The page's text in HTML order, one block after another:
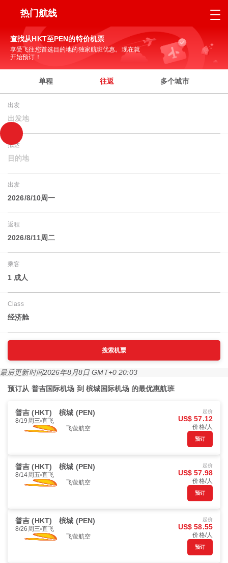
热门航线
查找从HKT至PEN的特价机票
享受飞往您首选目的地的独家航班优惠。现在就
开始预订！
单程 往返 多个城市
出发
出发地
抵达
目的地
出发
2026/8/10周一
返程
2026/8/11周二
乘客
1 成人
Class
经济舱
搜索机票
最后更新时间2026年8月8日 GMT+0 20:03
预订从 普吉国际机场 到 槟城国际机场 的最优惠航班
普吉 (HKT) 槟城 (PEN)
8/19周三 直飞
飞萤航空
起价
US$ 57.12
价格/人
预订
普吉 (HKT) 槟城 (PEN)
8/14周五 直飞
飞萤航空
起价
US$ 57.98
价格/人
预订
普吉 (HKT) 槟城 (PEN)
8/26周三 直飞
飞萤航空
起价
US$ 58.55
价格/人
预订